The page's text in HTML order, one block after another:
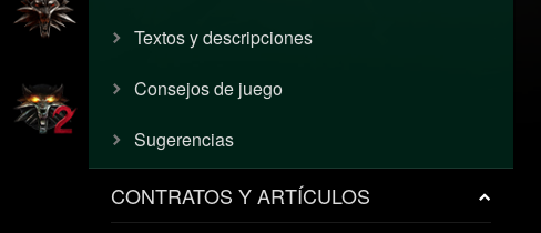
Textos y descripciones
Consejos de juego
Sugerencias
CONTRATOS Y ARTÍCULOS